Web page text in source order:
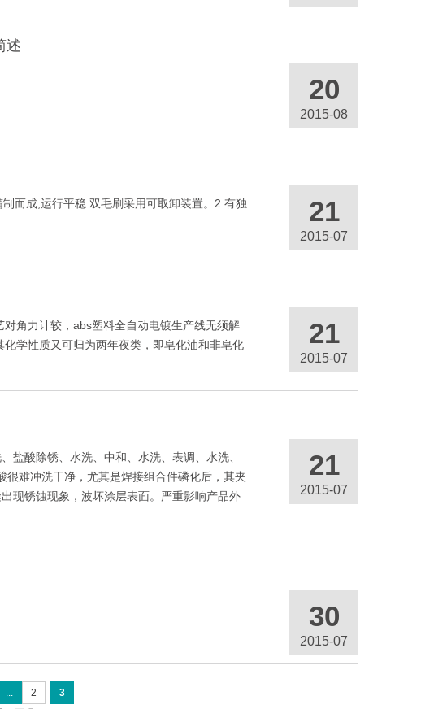
述
20
2015-08
而成,运行平稳.双毛刷采用可取卸装置。2.有独
21
2015-07
角力计较，abs塑料全自动电镀生产线无须解
学性质又可归为两年夜类，即皂化油和非皂化
21
2015-07
盐酸除锈、水洗、中和、水洗、表调、水洗、
难冲洗干净，尤其是焊接组合件磷化后，其夹
现锈蚀现象，波坏涂层表面。严重影响产品外
21
2015-07
30
2015-07
... 2
3